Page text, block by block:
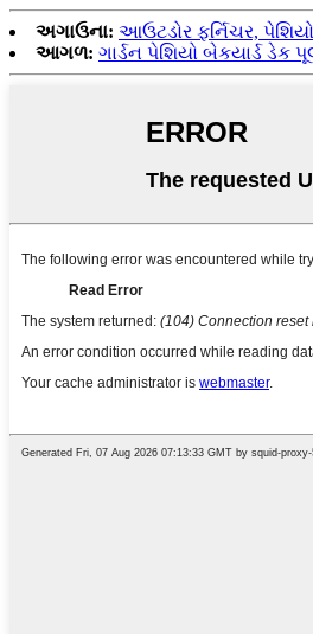
અગાઉના: આઉટડોર ફર્નિચર,
આગળ: ગાર્ડન પેશિયો બેકયાર્ડ ડેક